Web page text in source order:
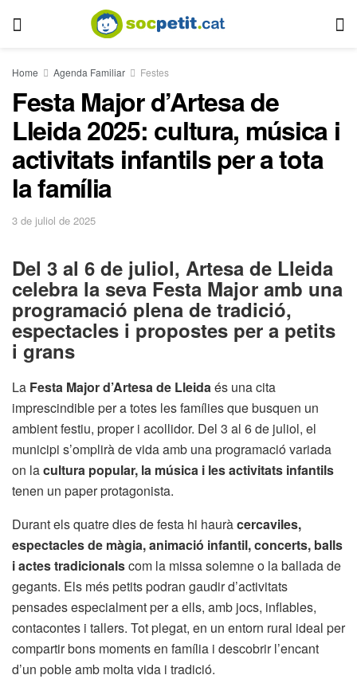
Home Agenda Familiar Festes
Festa Major d’Artesa de
Lleida 2025: cultura, música i
activitats infantils per a tota
la família
3 de juliol de 2025
Del 3 al 6 de juliol, Artesa de Lleida
celebra la seva Festa Major amb una
programació plena de tradició,
espectacles i propostes per a petits
i grans
La Festa Major d’Artesa de Lleidaés una cita
imprescindible per a totes les famílies que busquen un
ambient festiu, proper i acollidor. Del 3 al 6 de juliol, el
municipi s’omplirà de vida amb una programació variada
on lacultura popular, la música i les activitats infantils
tenen un paper protagonista.
Durant els quatre dies de festa hi hauràcercaviles,
espectacles de màgia, animació infantil, concerts, balls
i actes tradicionalscom la missa solemne o la ballada de
gegants. Els més petits podran gaudir d’activitats
pensades especialment per a ells, amb jocs, inflables,
contacontes i tallers. Tot plegat, en un entorn rural ideal per
compartir bons moments en família i descobrir l’encant
d’un poble amb molta vida i tradició.